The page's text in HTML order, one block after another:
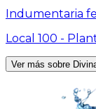
Indumentaria
Local 100 -
Ver más sobre